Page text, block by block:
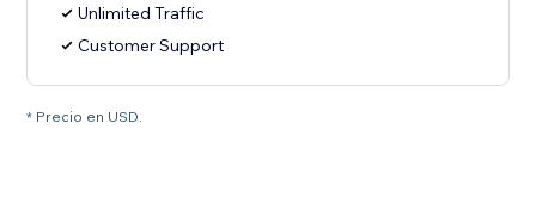
Unlimited Traffic
Customer Support
* Precio en USD.